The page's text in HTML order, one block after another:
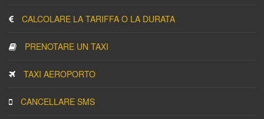
CALCOLARE LA TARIFFA O LA DURATA
PRENOTARE UN TAXI
TAXI AEROPORTO
CANCELLARE SMS